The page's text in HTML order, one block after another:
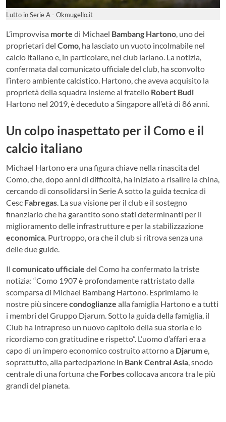
Lutto in Serie A - Okmugello.it
L’improvvisa morte di Michael Bambang Hartono , uno dei
proprietari del Como , ha lasciato un vuoto incolmabile nel
calcio italiano e, in particolare, nel club lariano. La notizia,
confermata dal comunicato ufficiale del club, ha sconvolto
l’intero ambiente calcistico. Hartono, che aveva acquisito la
proprietà della squadra insieme al fratello Robert Budi
Hartono nel 2019, è deceduto a Singapore all’età di 86 anni.
Un colpo inaspettato per il Como e il
calcio italiano
Michael Hartono era una figura chiave nella rinascita del
Como, che, dopo anni di difficoltà, ha iniziato a risalire la china,
cercando di consolidarsi in Serie A sotto la guida tecnica di
Cesc Fabregas. La sua visione per il club e il sostegno
finanziario che ha garantito sono stati determinanti per il
miglioramento delle infrastrutture e per la stabilizzazione
economica. Purtroppo, ora che il club si ritrova senza una
delle due guide.
Il comunicato ufficiale del Como ha confermato la triste
notizia: “Como 1907 è profondamente rattristato dalla
scomparsa di Michael Bambang Hartono. Esprimiamo le
nostre più sincerecondoglianze alla famiglia Hartono e a tutti
i membri del Gruppo Djarum. Sotto la guida della famiglia, il
Club ha intrapreso un nuovo capitolo della sua storia e lo
ricordiamo con gratitudine e rispetto”. L’uomo d’affari era a
capo di un impero economico costruito attorno a Djarume,
soprattutto, alla partecipazione in Bank Central Asia, snodo
centrale di una fortuna che Forbescollocava ancora tra le più
grandi del pianeta.